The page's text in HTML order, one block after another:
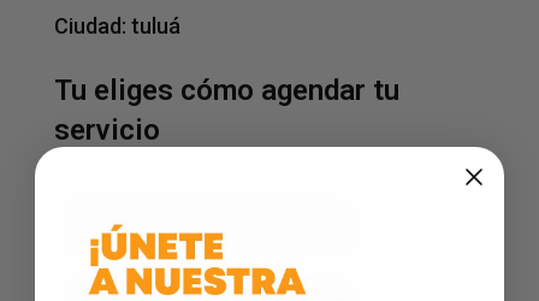
Ciudad: tuluá
Tu eliges cómo agendar tu
servicio
Agenda por WhatsApp